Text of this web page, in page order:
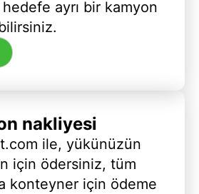
ayrı bir kamyon
nakliyesi
ile, yükünüzün
için ödersiniz, tüm
konteyner için ödeme